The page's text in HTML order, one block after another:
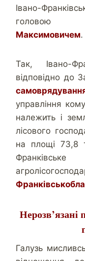
Івано-
головою
Максимовичем.
Так, Івано-
відповідно до
управління
належить і
лісового
на площі 73,8
Галузь